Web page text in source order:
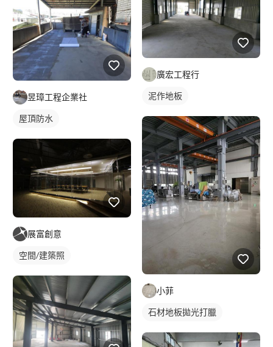
昱璋工程企業社
屋頂防水
展富創意
空間/建築照
廣宏工程行
泥作地板
小菲
石材地板拋光打臘